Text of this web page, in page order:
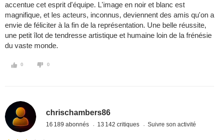
accentue cet esprit d'équipe. L'image en noir et blanc est
magnifique, et les acteurs, inconnus, deviennent des amis qu'on a
envie de féliciter à la fin de la représentation. Une belle réussite,
une petit îlot de tendresse artistique et humaine loin de la frénésie
du vaste monde.
0 0
chrischambers86
16 189 abonnés 13 142 critiques Suivre son activité